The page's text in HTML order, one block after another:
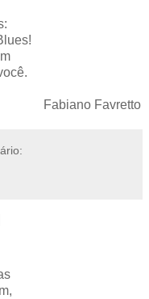
Fabiano Favretto